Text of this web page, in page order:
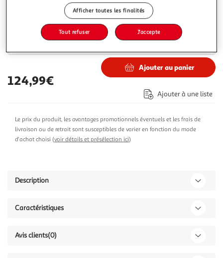
Livraison dès 5/6 jours
Plus d'options
124,99€
Ajouter au panier
Ajouter à une liste
Le prix du produit, les avantages promotionnels éventuels et les frais de
livraison ou de retrait sont susceptibles de varier en fonction du mode
d'achat choisi (voir détails et présélection ici)
Description
Caractéristiques
Avis clients(0)
Afficher toutes les finalités
Tout refuser J'accepte